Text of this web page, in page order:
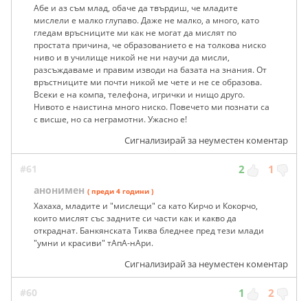
Абе и аз съм млад, обаче да твърдиш, че младите
мислели е малко глупаво. Даже не малко, а много, като
гледам връсниците ми как не могат да мислят по
простата причина, че образованието е на толкова ниско
ниво и в училище никой не ни научи да мисли,
разсъждаваме и правим изводи на базата на знания. От
връстниците ми почти никой ме чете и не се образова.
Всеки е на компа, телефона, игрички и нищо друго.
Нивото е наистина много ниско. Повечето ми познати са
с висше, но са неграмотни. Ужасно е!
Сигнализирай за неуместен коментар
#61 2 1
анонимен ( преди 4 години )
Хахаха, младите и "мислещи" са като Кирчо и Кокорчо,
които мислят със задните си части как и какво да
откраднат. Банкянската Тиква бледнее пред тези млади
"умни и красиви" тАпА-нАри.
Сигнализирай за неуместен коментар
#60 1 2